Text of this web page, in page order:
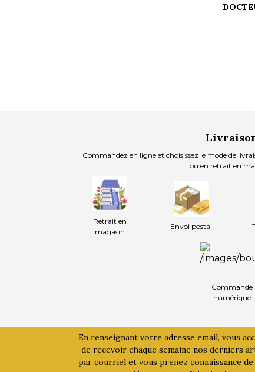
Commandez en ligne et choisissez le mode de
ou en retrait en
Retrait en
magasin
Envoi postal
Commande
numérique
En renseignant votre adresse email, vous
de recevoir chaque semaine nos derniers
par courriel et vous prenez connaissance